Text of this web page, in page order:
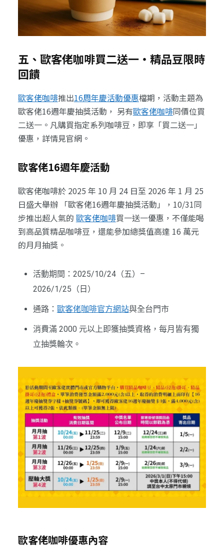
五、歐客佬咖啡買二送一・精品豆限時
回饋
歐客佬咖啡推出16周年慶活動優惠檔期，活動主題為
歐客佬16週年慶抽獎活動， 另有歐客佬咖啡同價位買
二送一。凡購買指定系列咖啡豆，即享「買二送一」
優惠，詳情見官網。
歐客佬16週年慶活動
歐客佬咖啡於 2025 年 10 月 24 日至 2026 年 1 月 25
日盛大舉辦 「歐客佬16週年慶抽獎活動」，10/31同
步推出超人氣的 歐客佬咖啡買一送一優惠，不僅能喝
到高品質精品咖啡豆，還能參加總獎值高達 16 萬元
的月月抽獎。
活動期間：2025/10/24（五）–
2026/1/25（日）
通路： 歐客佬咖啡官方網站與全台門市
消費滿 2000 元以上即獲抽獎資格，每月皆有獨
立抽獎輪次。
歐客佬咖啡優惠內容